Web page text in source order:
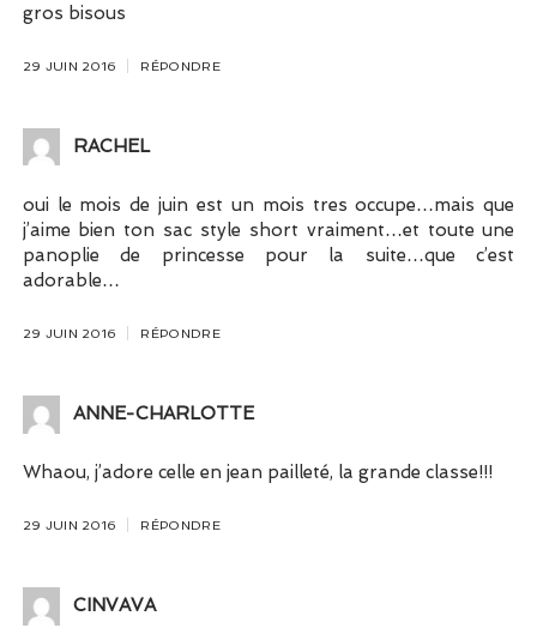
gros bisous
29 JUIN 2016 RÉPONDRE
RACHEL
oui le mois de juin est un mois tres occupe…mais que
j’aime bien ton sac style short vraiment…et toute une
panoplie de princesse pour la suite…que c’est
adorable…
29 JUIN 2016 RÉPONDRE
ANNE-CHARLOTTE
Whaou, j’adore celle en jean pailleté, la grande classe!!!
29 JUIN 2016 RÉPONDRE
CINVAVA